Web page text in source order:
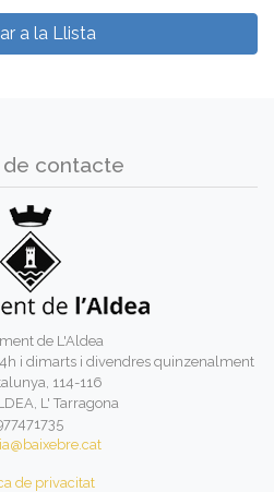
a la Llista
de contacte
de L'Aldea
i dimarts i divendres quinzenalment
114-116
L' Tarragona
de privacitat